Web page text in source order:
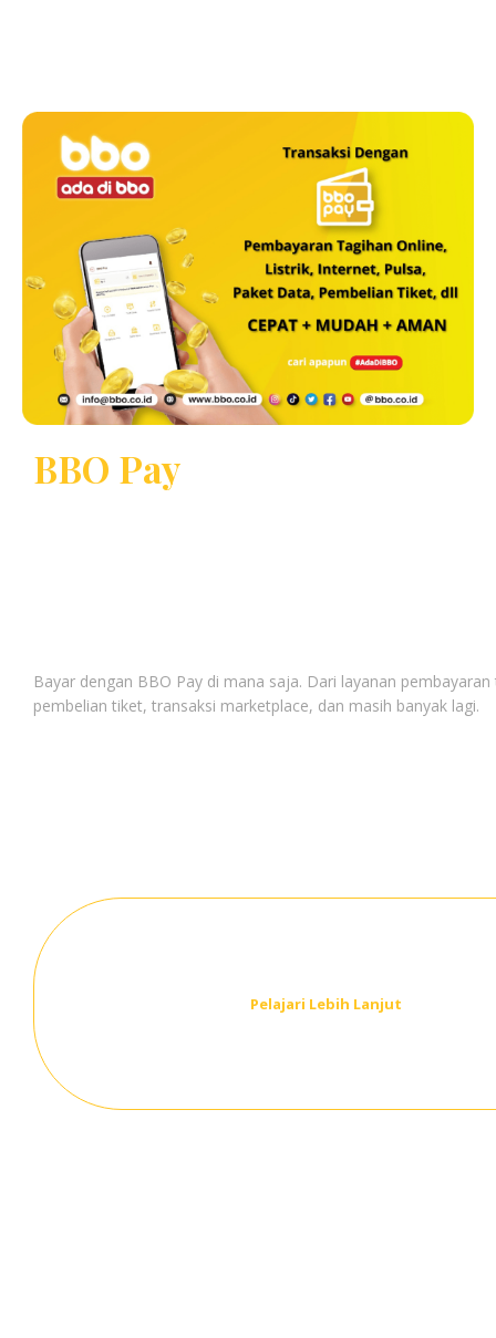
BBO Pay
Bayar dengan BBO Pay di mana saja. Dari layanan pembayaran
pembelian tiket, transaksi marketplace, dan masih banyak lagi.
Pelajari Lebih Lanjut